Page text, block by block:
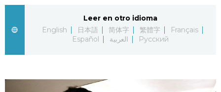
Русский
Vida
Leer en otro idioma
English
日本語 简体字 繁體字
Français
Español
العربية Русский